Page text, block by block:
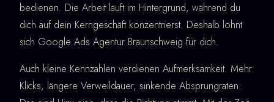
bedienen. Die Arbeit läuft im Hintergrund, während du
dich auf dein Kerngeschäft konzentrierst. Deshalb lohnt
sich Google Ads Agentur Braunschweig für dich.
Auch kleine Kennzahlen verdienen Aufmerksamkeit. Mehr
Klicks, längere Verweildauer, sinkende Absprungraten: